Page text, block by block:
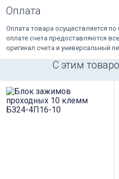
Оплата
Оплата товара осуществляется по
оплате счета предоставляются
оригинал счета и универсальный
С этим